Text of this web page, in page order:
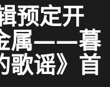
预定开
属——暮
歌谣》首